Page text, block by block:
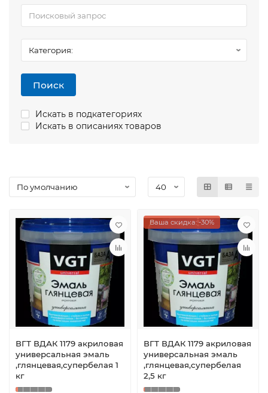
Поиск
Искать в подкатегориях
Искать в описаниях товаров
ВГТ ВДАК 1179 акриловая
универсальная эмаль
,глянцевая,супербелая 1
кг
Ваша скидка: -30%
ВГТ ВДАК 1179 акриловая
универсальная эмаль
,глянцевая,супербелая
2,5 кг